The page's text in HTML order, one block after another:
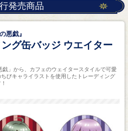
発売商品
悪戯』
ング缶バッジ ウエイター
戯」から、カフェのウェイタースタイルで可愛
びキャライラストを使用したトレーディング